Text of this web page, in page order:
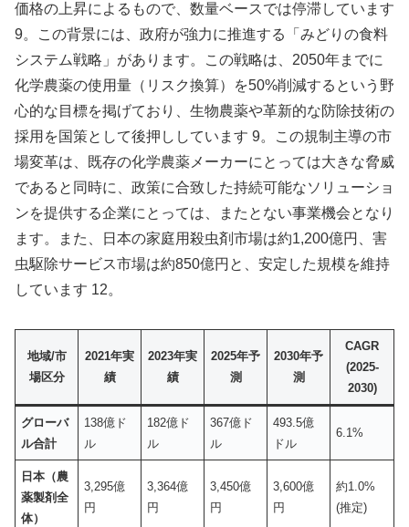
価格の上昇によるもので、数量ベースでは停滞しています
9。この背景には、政府が強力に推進する「みどりの食料
システム戦略」があります。この戦略は、2050年までに
化学農薬の使用量（リスク換算）を50%削減するという野
心的な目標を掲げており、生物農薬や革新的な防除技術の
採用を国策として後押ししています 9。この規制主導の市
場変革は、既存の化学農薬メーカーにとっては大きな脅威
であると同時に、政策に合致した持続可能なソリューショ
ンを提供する企業にとっては、またとない事業機会となり
ます。また、日本の家庭用殺虫剤市場は約1,200億円、害
虫駆除サービス市場は約850億円と、安定した規模を維持
しています 12。
地域/市
場区分
2021年実
績
2023年実
績
2025年予
測
2030年予
測
CAGR
(2025-
2030)
グローバ
ル合計
138億ド
ル
182億ド
ル
367億ド
ル
493.5億
ドル
6.1%
日本（農
薬製剤全
体）
3,295億
円
3,364億
円
3,450億
円
3,600億
円
約1.0%
(推定)